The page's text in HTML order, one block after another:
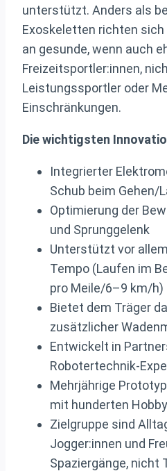
unterstützt. Anders als
Exoskeletten richten
an gesunde, wenn auch
Freizeitsportler:innen,
Leistungssportler oder
Einschränkungen.
Die wichtigsten
Integrierter
Schub beim Gehen/
Optimierung der
und Sprunggelenk
Unterstützt vor
Tempo (Laufen im
pro Meile/6–9 km/h)
Bietet dem Träger
zusätzlicher
Entwickelt in
Robotertechnik-
Mehrjährige
mit hunderten
Zielgruppe sind
Jogger:innen und
Spaziergänge, nicht